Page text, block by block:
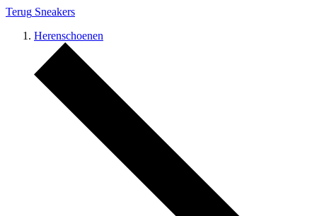
Terug Sneakers
Herenschoenen